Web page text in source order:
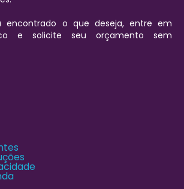
encontrado o que deseja, entre em
e solicite seu orçamento sem